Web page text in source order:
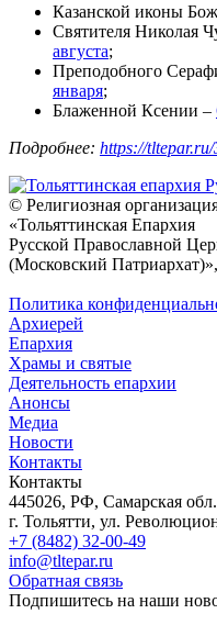
Казанской иконы
Святителя Николая
августа;
Преподобного
января;
Блаженной Ксении –
Подробнее: https://
© Религиозная
«Тольяттинская Епархия
Русской Православной
(Московский
Политика
Архиерей
Епархия
Храмы и святые
Деятельность епархии
Анонсы
Медиа
Новости
Контакты
Контакты
445026, РФ, Самарская
г. Тольятти, ул.
+7 (8482) 32-00-49
info@tltepar.ru
Обратная связь
Подпишитесь на наши